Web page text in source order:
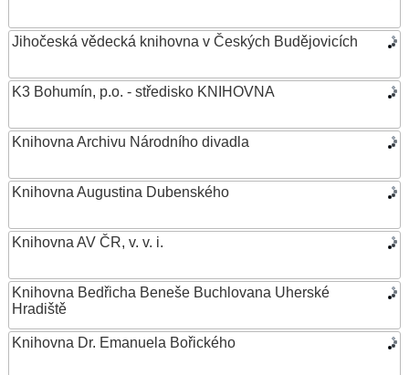
Jihočeská vědecká knihovna v Českých Budějovicích
K3 Bohumín, p.o. - středisko KNIHOVNA
Knihovna Archivu Národního divadla
Knihovna Augustina Dubenského
Knihovna AV ČR, v. v. i.
Knihovna Bedřicha Beneše Buchlovana Uherské
Hradiště
Knihovna Dr. Emanuela Bořického